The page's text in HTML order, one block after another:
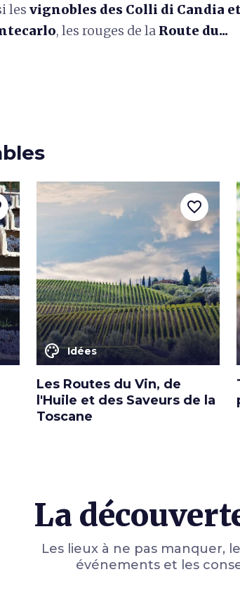
les vignobles des Colli di Candia
, les rouges de la Route du...
color_lens Idées
Les Routes du Vin, de
l'Huile et des Saveurs de la
Toscane
favorite_border
La
Les lieux à ne pas manquer,
événements et les